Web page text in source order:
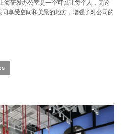
海研发办公室是一个可以让每个人，无论
享受空间和美景的地方，增强了对公司的